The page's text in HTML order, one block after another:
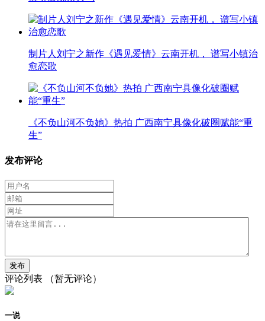
制片人刘宁之新作《遇见爱情》云南开机， 谱写小镇治
愈恋歌
《不负山河不负她》热拍 广西南宁具像化破圈赋能“重
生”
发布评论
评论列表 （暂无评论）
一说